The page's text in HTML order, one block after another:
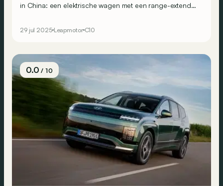
in China: een elektrische wagen met een range-extender,
29 jul 2025 Leapmotor C10
0.0/ 10